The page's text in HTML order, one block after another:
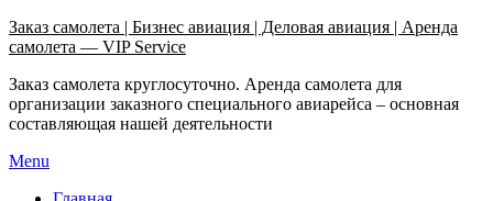
Заказ самолета | Бизнес авиация | Деловая авиация | Аренда
самолета — VIP Service
Заказ самолета круглосуточно. Аренда самолета для
организации заказного специального авиарейса – основная
составляющая нашей деятельности
Menu